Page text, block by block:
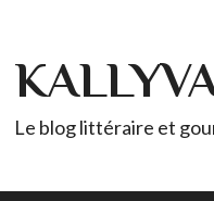
Le blog littéraire et